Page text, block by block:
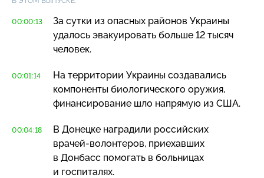
00:00:13
За сутки из опасных районов Украины
удалось эвакуировать больше 12 тысяч
человек.
00:01:14
На территории Украины создавались
компоненты биологического оружия,
финансирование шло напрямую из США.
00:04:18
В Донецке наградили российских
врачей-волонтеров, приехавших
в Донбасс помогать в больницах
и госпиталях.